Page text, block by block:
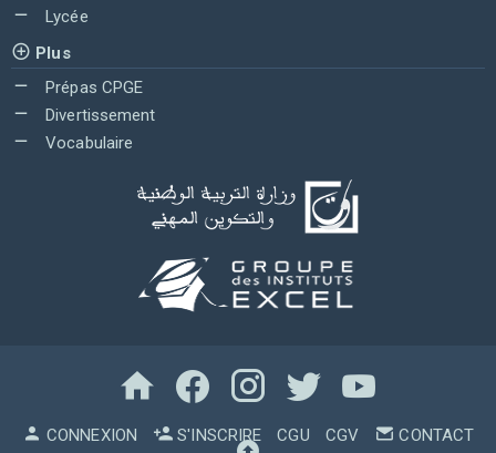
Lycée
Plus
Prépas CPGE
Divertissement
Vocabulaire
CONNEXION S'INSCRIRE CGU CGV CONTACT